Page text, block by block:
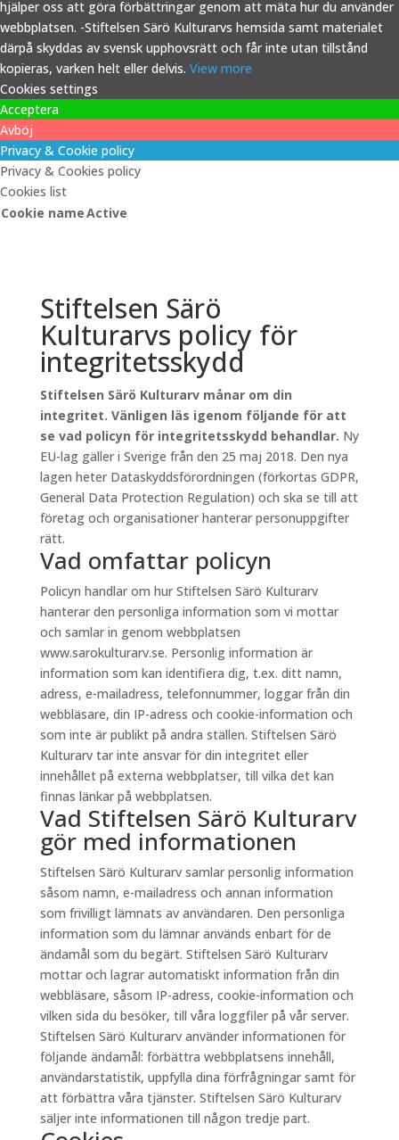
hjälper oss att göra förbättringar genom att mäta hur du använder
webbplatsen. -Stiftelsen Särö Kulturarvs hemsida samt materialet
därpå skyddas av svensk upphovsrätt och får inte utan tillstånd
kopieras, varken helt eller delvis. View more
Cookies settings
Acceptera
Avböj
Privacy & Cookie policy
Privacy & Cookies policy
Cookies list
Cookie nameActive
Stiftelsen Särö
Kulturarvs policy för
integritetsskydd
Stiftelsen Särö Kulturarv månar om din
integritet. Vänligen läs igenom följande för att
se vad policyn för integritetsskydd behandlar. Ny
EU-lag gäller i Sverige från den 25 maj 2018. Den nya
lagen heter Dataskyddsförordningen (förkortas GDPR,
General Data Protection Regulation) och ska se till att
företag och organisationer hanterar personuppgifter
rätt.
Vad omfattar policyn
Policyn handlar om hur Stiftelsen Särö Kulturarv
hanterar den personliga information som vi mottar
och samlar in genom webbplatsen
www.sarokulturarv.se. Personlig information är
information som kan identifiera dig, t.ex. ditt namn,
adress, e-mailadress, telefonnummer, loggar från din
webbläsare, din IP-adress och cookie-information och
som inte är publikt på andra ställen. Stiftelsen Särö
Kulturarv tar inte ansvar för din integritet eller
innehållet på externa webbplatser, till vilka det kan
finnas länkar på webbplatsen.
Vad Stiftelsen Särö Kulturarv
gör med informationen
Stiftelsen Särö Kulturarv samlar personlig information
såsom namn, e-mailadress och annan information
som frivilligt lämnats av användaren. Den personliga
information som du lämnar används enbart för de
ändamål som du begärt. Stiftelsen Särö Kulturarv
mottar och lagrar automatiskt information från din
webbläsare, såsom IP-adress, cookie-information och
vilken sida du besöker, till våra loggfiler på vår server.
Stiftelsen Särö Kulturarv använder informationen för
följande ändamål: förbättra webbplatsens innehåll,
användarstatistik, uppfylla dina förfrågningar samt för
att förbättra våra tjänster. Stiftelsen Särö Kulturarv
säljer inte informationen till någon tredje part.